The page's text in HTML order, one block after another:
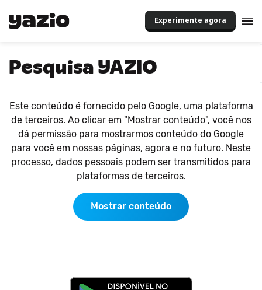
Experimente agora
Pesquisa YAZIO
Este conteúdo é fornecido pelo Google, uma plataforma
de terceiros. Ao clicar em "Mostrar conteúdo", você nos
dá permissão para mostrarmos conteúdo do Google
para você em nossas páginas, agora e no futuro. Neste
processo, dados pessoais podem ser transmitidos para
plataformas de terceiros.
Mostrar conteúdo